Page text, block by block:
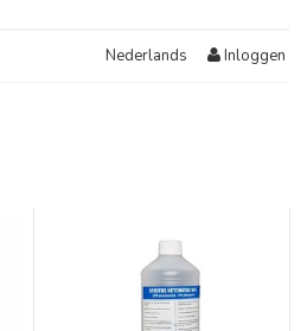
Nederlands Inloggen